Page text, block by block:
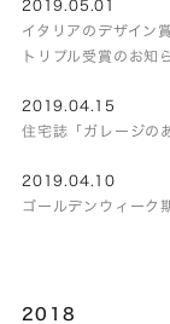
2019.05.01
イタリアのデザイ
トリプル受賞のお知
2019.04.15
住宅誌「ガレージの
2019.04.10
ゴールデンウィーク
2018